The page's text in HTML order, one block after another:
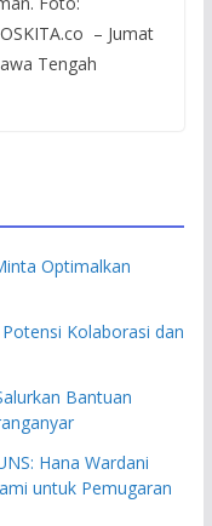
– Jumat
Tengah
Optimalkan
Kolaborasi dan
Bantuan
Hana Wardani
untuk Pemugaran